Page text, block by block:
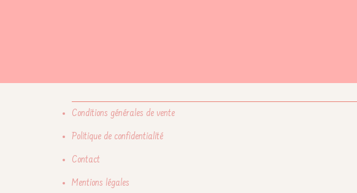
Conditions générales de vente
Politique de confidentialité
Contact
Mentions légales